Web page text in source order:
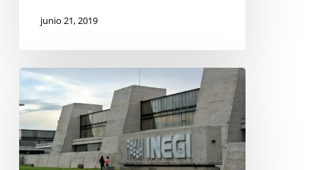
junio 21, 2019
#SinDatosSinDerechos